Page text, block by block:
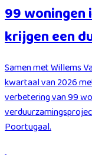
99 woningen
krijgen een
Samen met Willems
kwartaal van 2026
verbetering van 99
Poortugaal.